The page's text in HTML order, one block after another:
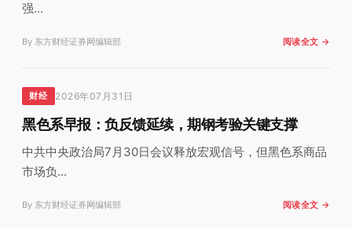
强...
By 东方财经证券网编辑部 阅读全文 →
财经 2026年07月31日
黑色系早报：负反馈延续，期钢考验关键支撑
中共中央政治局7月30日会议释放宏观信号，但黑色系商品
市场负...
By 东方财经证券网编辑部 阅读全文 →